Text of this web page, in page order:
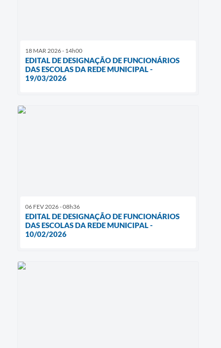
18 MAR 2026 - 14h00
EDITAL DE DESIGNAÇÃO DE FUNCIONÁRIOS
DAS ESCOLAS DA REDE MUNICIPAL -
19/03/2026
06 FEV 2026 - 08h36
EDITAL DE DESIGNAÇÃO DE FUNCIONÁRIOS
DAS ESCOLAS DA REDE MUNICIPAL -
10/02/2026